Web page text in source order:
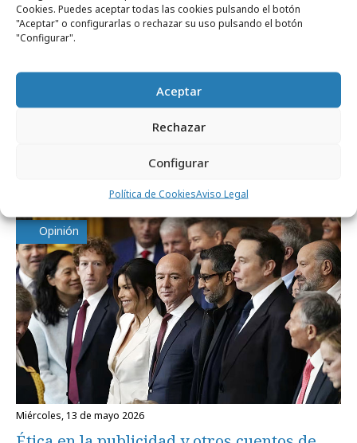
Cookies. Puedes aceptar todas las cookies pulsando el botón
"Aceptar" o configurarlas o rechazar su uso pulsando el botón
"Configurar".
Aceptar
Rechazar
Configurar
Política de CookiesAviso Legal
Opinión
miércoles, 13 de mayo 2026